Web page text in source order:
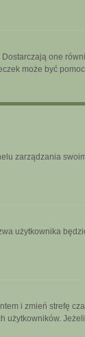
one
może być
zarządzania
użytkownika
i zmień strefę